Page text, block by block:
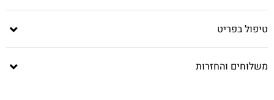
טיפול בפריט
משלוחים והחזרות